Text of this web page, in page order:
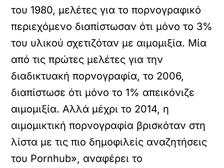
του 1980, μελέτες για το πορνογραφικό
περιεχόμενο διαπίστωσαν ότι μόνο το 3%
του υλικού σχετιζόταν με αιμομιξία. Μία
από τις πρώτες μελέτες για την
διαδικτυακή πορνογραφία, το 2006,
διαπίστωσε ότι μόνο το 1% απεικόνιζε
αιμομιξία. Αλλά μέχρι το 2014, η
αιμομικτική πορνογραφία βρισκόταν στη
λίστα με τις πιο δημοφιλείς αναζητήσεις
του Pornhub», αναφέρει το